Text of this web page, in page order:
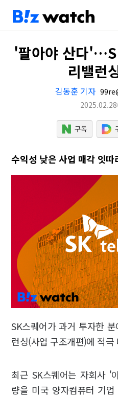
'팔아야 산다
리밸런
김동훈 기자
2025.02.28
수익성 낮은 사업 매각 잇따
SK스퀘어가 과거 투자한
런싱(사업 구조개편)에 적극
최근 SK스퀘어는 자회사 '
량을 미국 양자컴퓨터 기